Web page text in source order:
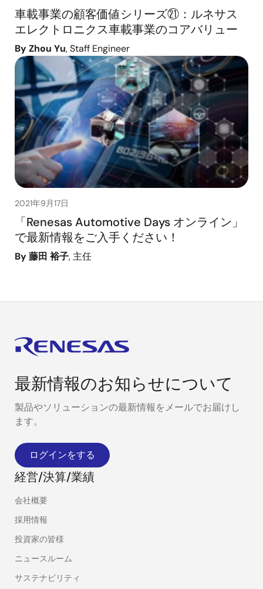
車載事業の顧客価値シリーズ㉑：ルネサス
エレクトロニクス車載事業のコアバリュー
By Zhou Yu, Staff Engineer
2021年9月17日
「Renesas Automotive Days オンライン」
で最新情報をご入手ください！
By 藤田 裕子, 主任
最新情報のお知らせについて
製品やソリューションの最新情報をメールでお届けし
ます。
ログインをする
経営/決算/業績
会社概要
採用情報
投資家の皆様
ニュースルーム
サステナビリティ